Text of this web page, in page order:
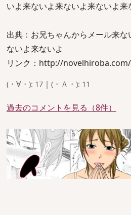
いよ来ないよ来ないよ来ないよ来
出典：お兄ちゃんからメール来
ないよ来ないよ
リンク：http://
(・∀・): 17 | (・Ａ・): 11
過去のコメントを見る（8件）